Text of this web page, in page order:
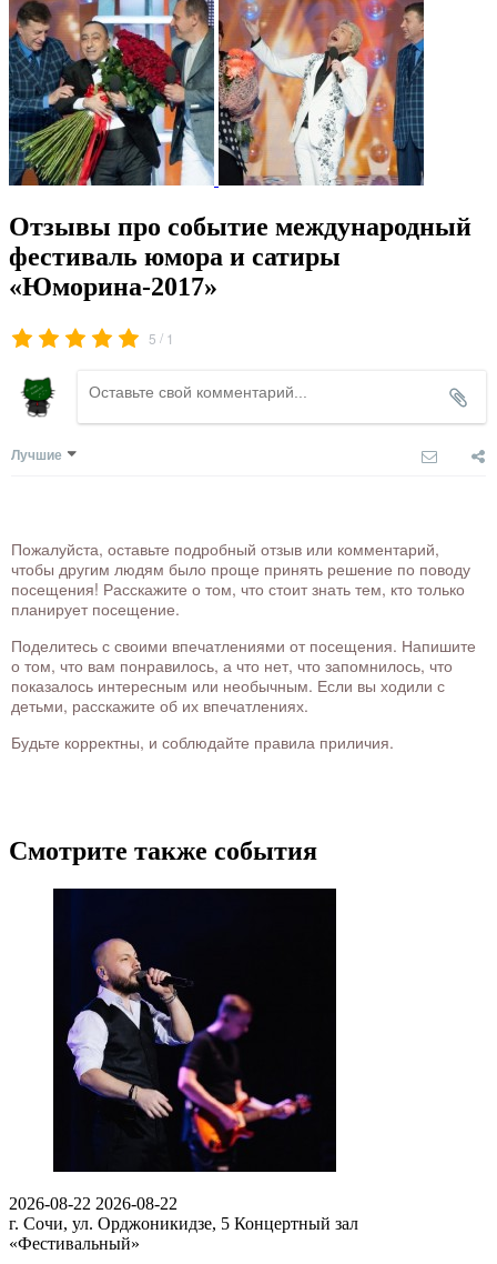
Отзывы про событие международный
фестиваль юмора и сатиры
«Юморина-2017»
5 / 1
Лучшие
Пожалуйста, оставьте подробный отзыв или комментарий,
чтобы другим людям было проще принять решение по поводу
посещения! Расскажите о том, что стоит знать тем, кто только
планирует посещение.
Поделитесь с своими впечатлениями от посещения. Напишите
о том, что вам понравилось, а что нет, что запомнилось, что
показалось интересным или необычным. Если вы ходили с
детьми, расскажите об их впечатлениях.
Будьте корректны, и соблюдайте правила приличия.
Смотрите также события
2026-08-22 2026-08-22
г. Сочи, ул. Орджоникидзе, 5 Концертный зал
«Фестивальный»